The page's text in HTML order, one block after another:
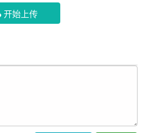
开始上传